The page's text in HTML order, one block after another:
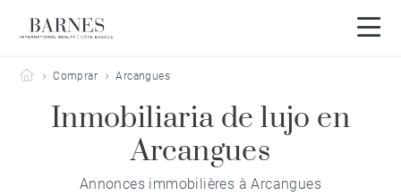
Barnes Côte Basque
Comprar Arcangues
Inmobiliaria de lujo en
Arcangues
Annonces immobilières à Arcangues